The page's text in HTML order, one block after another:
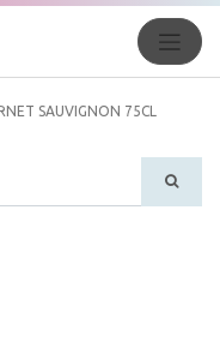
SAUVIGNON 75CL